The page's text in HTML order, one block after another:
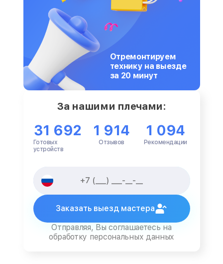
Отремонтируем
технику на выезде
за 20 минут
За нашими плечами:
31 692
Готовых
устройств
1 914
Отзывов
1 094
Рекомендации
Заказать выезд мастера
Отправляя, Вы соглашаетесь на
обработку персональных данных